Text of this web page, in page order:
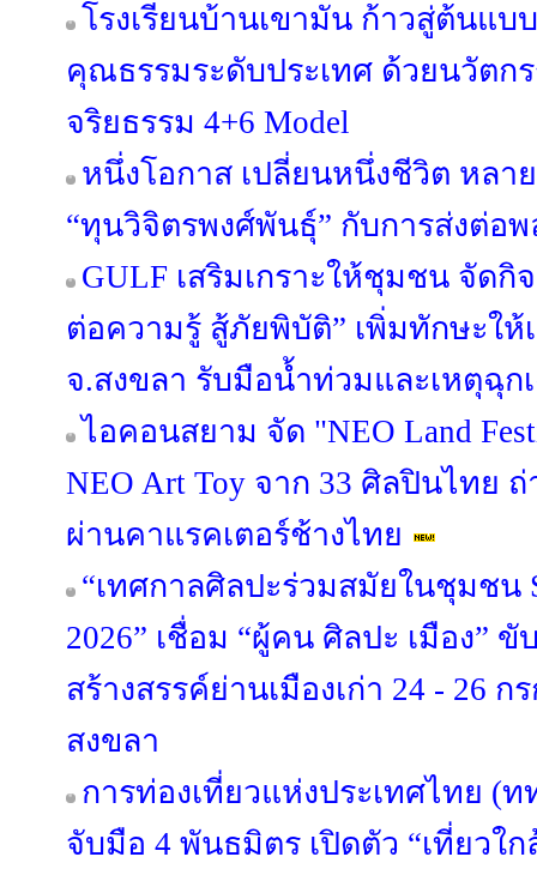
โรงเรียนบ้านเขามัน ก้าวสู่ต้นแบบ
คุณธรรมระดับประเทศ ด้วยนวัต
จริยธรรม 4+6 Model
หนึ่งโอกาส เปลี่ยนหนึ่งชีวิต หลา
“ทุนวิจิตรพงศ์พันธุ์” กับการส่งต่อ
GULF เสริมเกราะให้ชุมชน จัดกิ
ต่อความรู้ สู้ภัยพิบัติ” เพิ่มทักษะให้
จ.สงขลา รับมือน้ำท่วมและเหตุฉุก
ไอคอนสยาม จัด "NEO Land
NEO Art Toy จาก 33 ศิลปินไทย
ผ่านคาแรคเตอร์ช้างไทย
“เทศกาลศิลปะร่วมสมัยในชุมชน
2026” เชื่อม “ผู้คน ศิลปะ เมือง” ขั
สร้างสรรค์ย่านเมืองเก่า 24 - 26
สงขลา
การท่องเที่ยวแห่งประเทศไทย (
จับมือ 4 พันธมิตร เปิดตัว “เที่ยวใก